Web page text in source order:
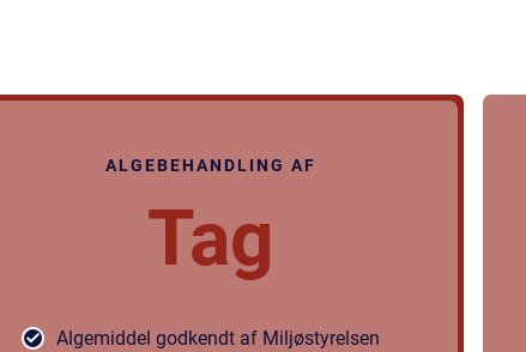
ALGEBEHANDLING AF
Tag
Algemiddel godkendt af Miljøstyrelsen